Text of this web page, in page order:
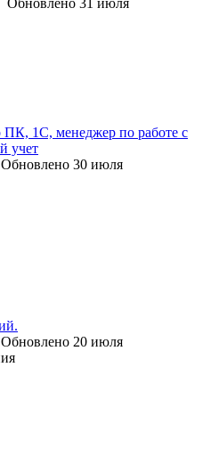
ПК, 1С, менеджер по работе с
учет
Обновлено 30 июля
Обновлено 20 июля